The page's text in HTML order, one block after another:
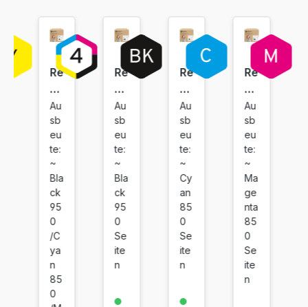
Re
bu
ilt
Dr
uc
ke
rp
at
ro
ne
n
fü
r
H
P
Au
sb
eu
te:
~
Bla
ck
95
0
/C
ya
n
85
0
Re
bu
ilt
Dr
uc
ke
rp
at
ro
ne
fü
r
H
9
Au
sb
eu
te:
~
Bla
ck
95
0
Se
ite
n
Re
bu
ilt
Dr
uc
ke
rp
at
ro
ne
fü
r
H
9
Au
sb
eu
te:
~
Cy
an
85
0
Se
ite
n
Re
bu
ilt
Dr
uc
ke
rp
at
ro
ne
fü
r
H
P
Au
sb
eu
te:
~
Ma
ge
nta
85
0
Se
ite
n